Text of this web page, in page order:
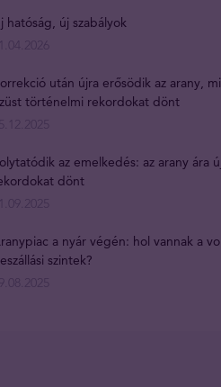
hatóság, új szabályok
21.04.2026
után újra erősödik az arany,
történelmi rekordokat dönt
az emelkedés: az arany ára új
dönt
11.09.2025
a nyár végén: hol vannak a
szintek?
19.08.2025